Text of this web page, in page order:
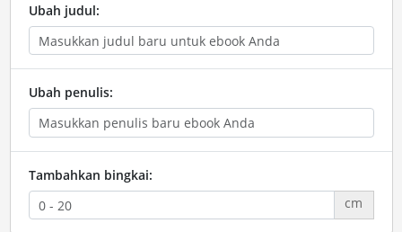
Ubah judul:
Ubah penulis:
Tambahkan bingkai:
cm